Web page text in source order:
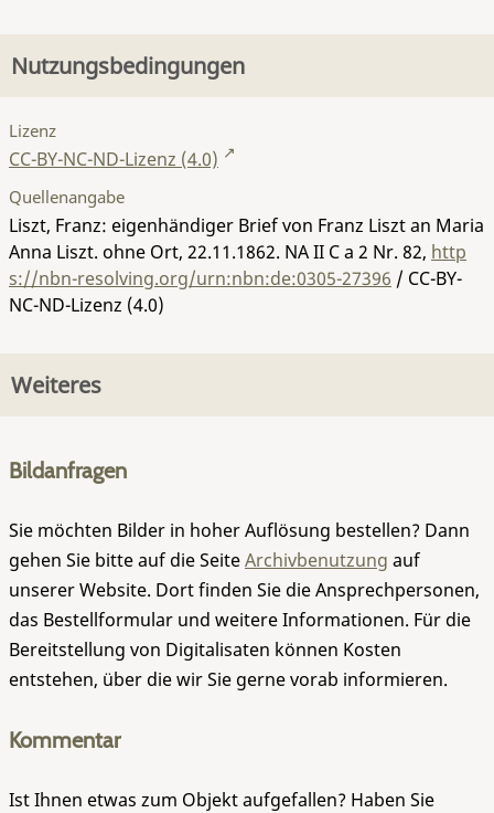
Nutzungsbedingungen
Lizenz
CC-BY-NC-ND-Lizenz (4.0)
Quellenangabe
Liszt, Franz: eigenhändiger Brief von Franz Liszt an Maria
Anna Liszt. ohne Ort, 22.11.1862. NA II C a 2 Nr. 82, http
s://nbn-resolving.org/urn:nbn:de:0305-27396 / CC-BY-
NC-ND-Lizenz (4.0)
Weiteres
Bildanfragen
Sie möchten Bilder in hoher Auflösung bestellen? Dann
gehen Sie bitte auf die SeiteArchivbenutzung auf
unserer Website. Dort finden Sie die Ansprechpersonen,
das Bestellformular und weitere Informationen. Für die
Bereitstellung von Digitalisaten können Kosten
entstehen, über die wir Sie gerne vorab informieren.
Kommentar
Ist Ihnen etwas zum Objekt aufgefallen? Haben Sie